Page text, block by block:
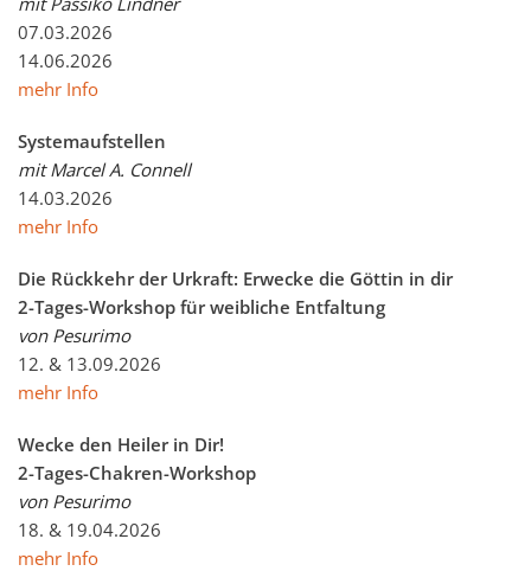
07.03.2026
14.06.2026
mehr Info
Systemaufstellen
mit Marcel A. Connell
14.03.2026
mehr Info
Die Rückkehr der Urkraft: Erwecke die Göttin in dir
2-Tages-Workshop für weibliche Entfaltung
von Pesurimo
12. & 13.09.2026
mehr Info
Wecke den Heiler in Dir!
2-Tages-Chakren-Workshop
von Pesurimo
18. & 19.04.2026
mehr Info